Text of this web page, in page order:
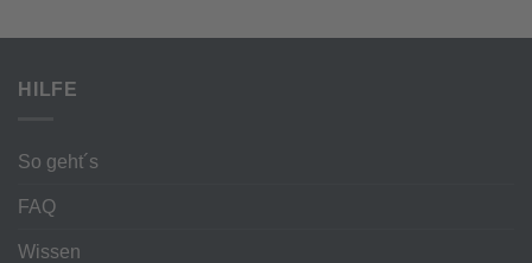
HILFE
So geht´s
FAQ
Wissen